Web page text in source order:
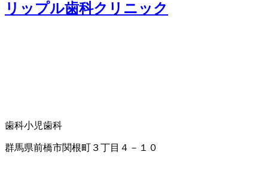
リップル歯科クリニック
歯科小児歯科
群馬県前橋市関根町３丁目４－１０